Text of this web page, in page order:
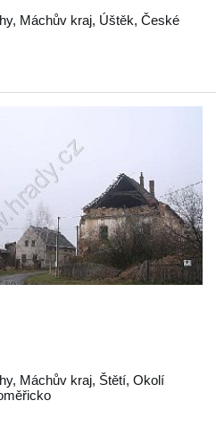
, Máchův kraj, Úštěk, České
, Máchův kraj, Štětí, Okolí